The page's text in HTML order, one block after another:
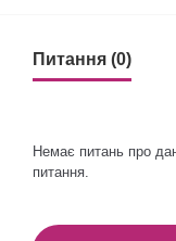
Питання (0)
Немає питань про
питання.